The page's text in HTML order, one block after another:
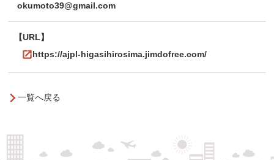
okumoto39@gmail.com
URL
https://ajpl-higasihirosima.jimdofree.com/
一覧へ戻る